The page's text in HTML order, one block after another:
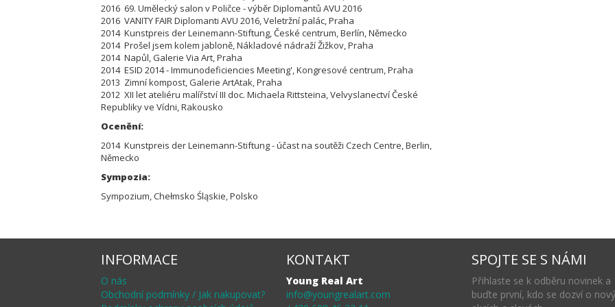
2016 69. Umělecký salon v Poličce - výběr Diplomantů AVU 2016
2016 VANITY FAIR Diplomanti AVU 2016, Veletržní palác, Praha
2014 Kunstpreis der Leinemann-Stiftung, České centrum, Berlín, Německo
2014 Prošel jsem kolem jabloně, Nákladové nádraží Žižkov, Praha
2014 Napůl, Galerie Via Art, Praha
2014 ESID 2014 - Immunodeficiencies Meeting', Kongresové centrum, Praha
2013 Zimní kompost, Galerie ArtAtak, Praha
2012 XII let ateliéru malířství III doc. Michaela Rittsteina, Velvyslanectví České
Republiky ve Vídni, Rakousko
Ocenění:
2014 Kunstpreis der Leinemann-Stiftung - účast na soutěži Czech Centre, Berlin,
Německo
Sympozia:
Sympozium, Chełmsko Śląskie, Polsko
INFORMACE
O nás
Obchodní podmínky / Jak nakupovat?
KONTAKT
Young Real Art
info@youngrealart.com
SPOJTE SE S NÁMI
Přihlaste se k odběru novinek a
buďte první, kdo se dozví o